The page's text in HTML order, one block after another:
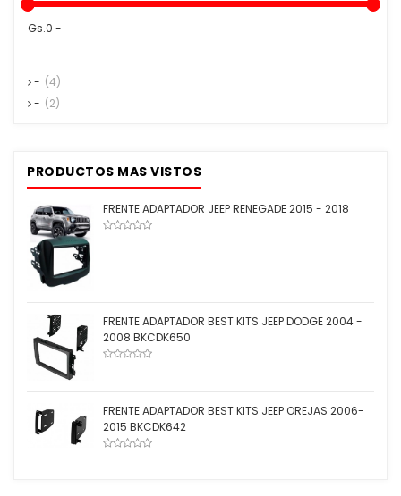
Gs.0 -
- (4)
- (2)
PRODUCTOS MAS VISTOS
FRENTE ADAPTADOR JEEP RENEGADE 2015 - 2018
FRENTE ADAPTADOR BEST KITS JEEP DODGE 2004 -
2008 BKCDK650
FRENTE ADAPTADOR BEST KITS JEEP OREJAS 2006-
2015 BKCDK642